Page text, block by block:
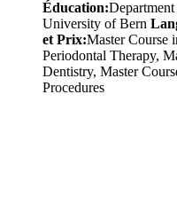
Éducation:
University of Bern
et Prix:Master Course
Periodontal Therapy,
Dentistry, Master
Procedures